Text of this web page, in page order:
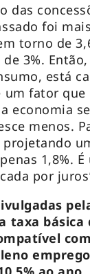
das
foi
torno de
3%.
está
um fator
economia
menos.
projetando
1,8%.
por
taxa básica